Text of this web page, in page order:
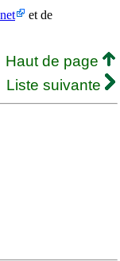
et de
Haut de page
Liste suivante